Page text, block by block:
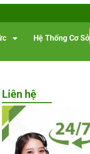
Hệ Thống Cơ Sở
Liên hệ